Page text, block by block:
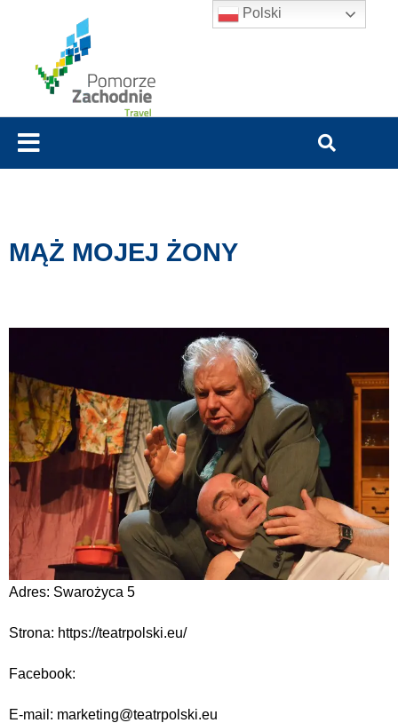
MĄŻ MOJEJ ŻONY
Adres: Swarożyca 5
Strona: https://teatrpolski.eu/
Facebook:
E-mail: marketing@teatrpolski.eu
Polski